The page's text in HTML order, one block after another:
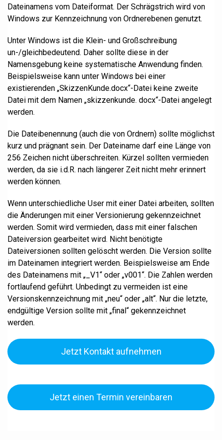
Dateinamens vom Dateiformat. Der Schrägstrich wird von
Windows zur Kennzeichnung von Ordnerebenen genutzt.
Unter Windows ist die Klein- und Großschreibung
un-/gleichbedeutend. Daher sollte diese in der
Namensgebung keine systematische Anwendung finden.
Beispielsweise kann unter Windows bei einer
existierenden „SkizzenKunde.docx“-Datei keine zweite
Datei mit dem Namen „skizzenkunde. docx“-Datei angelegt
werden.
Die Dateibenennung (auch die von Ordnern) sollte möglichst
kurz und prägnant sein. Der Dateiname darf eine Länge von
256 Zeichen nicht überschreiten. Kürzel sollten vermieden
werden, da sie i.d.R. nach längerer Zeit nicht mehr erinnert
werden können.
Wenn unterschiedliche User mit einer Datei arbeiten, sollten
die Änderungen mit einer Versionierung gekennzeichnet
werden. Somit wird vermieden, dass mit einer falschen
Dateiversion gearbeitet wird. Nicht benötigte
Dateiversionen sollten gelöscht werden. Die Version sollte
im Dateinamen integriert werden. Beispielsweise am Ende
des Dateinamens mit „_V1“ oder „v001“. Die Zahlen werden
fortlaufend geführt. Unbedingt zu vermeiden ist eine
Versionskennzeichnung mit „neu“ oder „alt“. Nur die letzte,
endgültige Version sollte mit „final“ gekennzeichnet
werden.
Jetzt Kontakt aufnehmen
Jetzt einen Termin vereinbaren